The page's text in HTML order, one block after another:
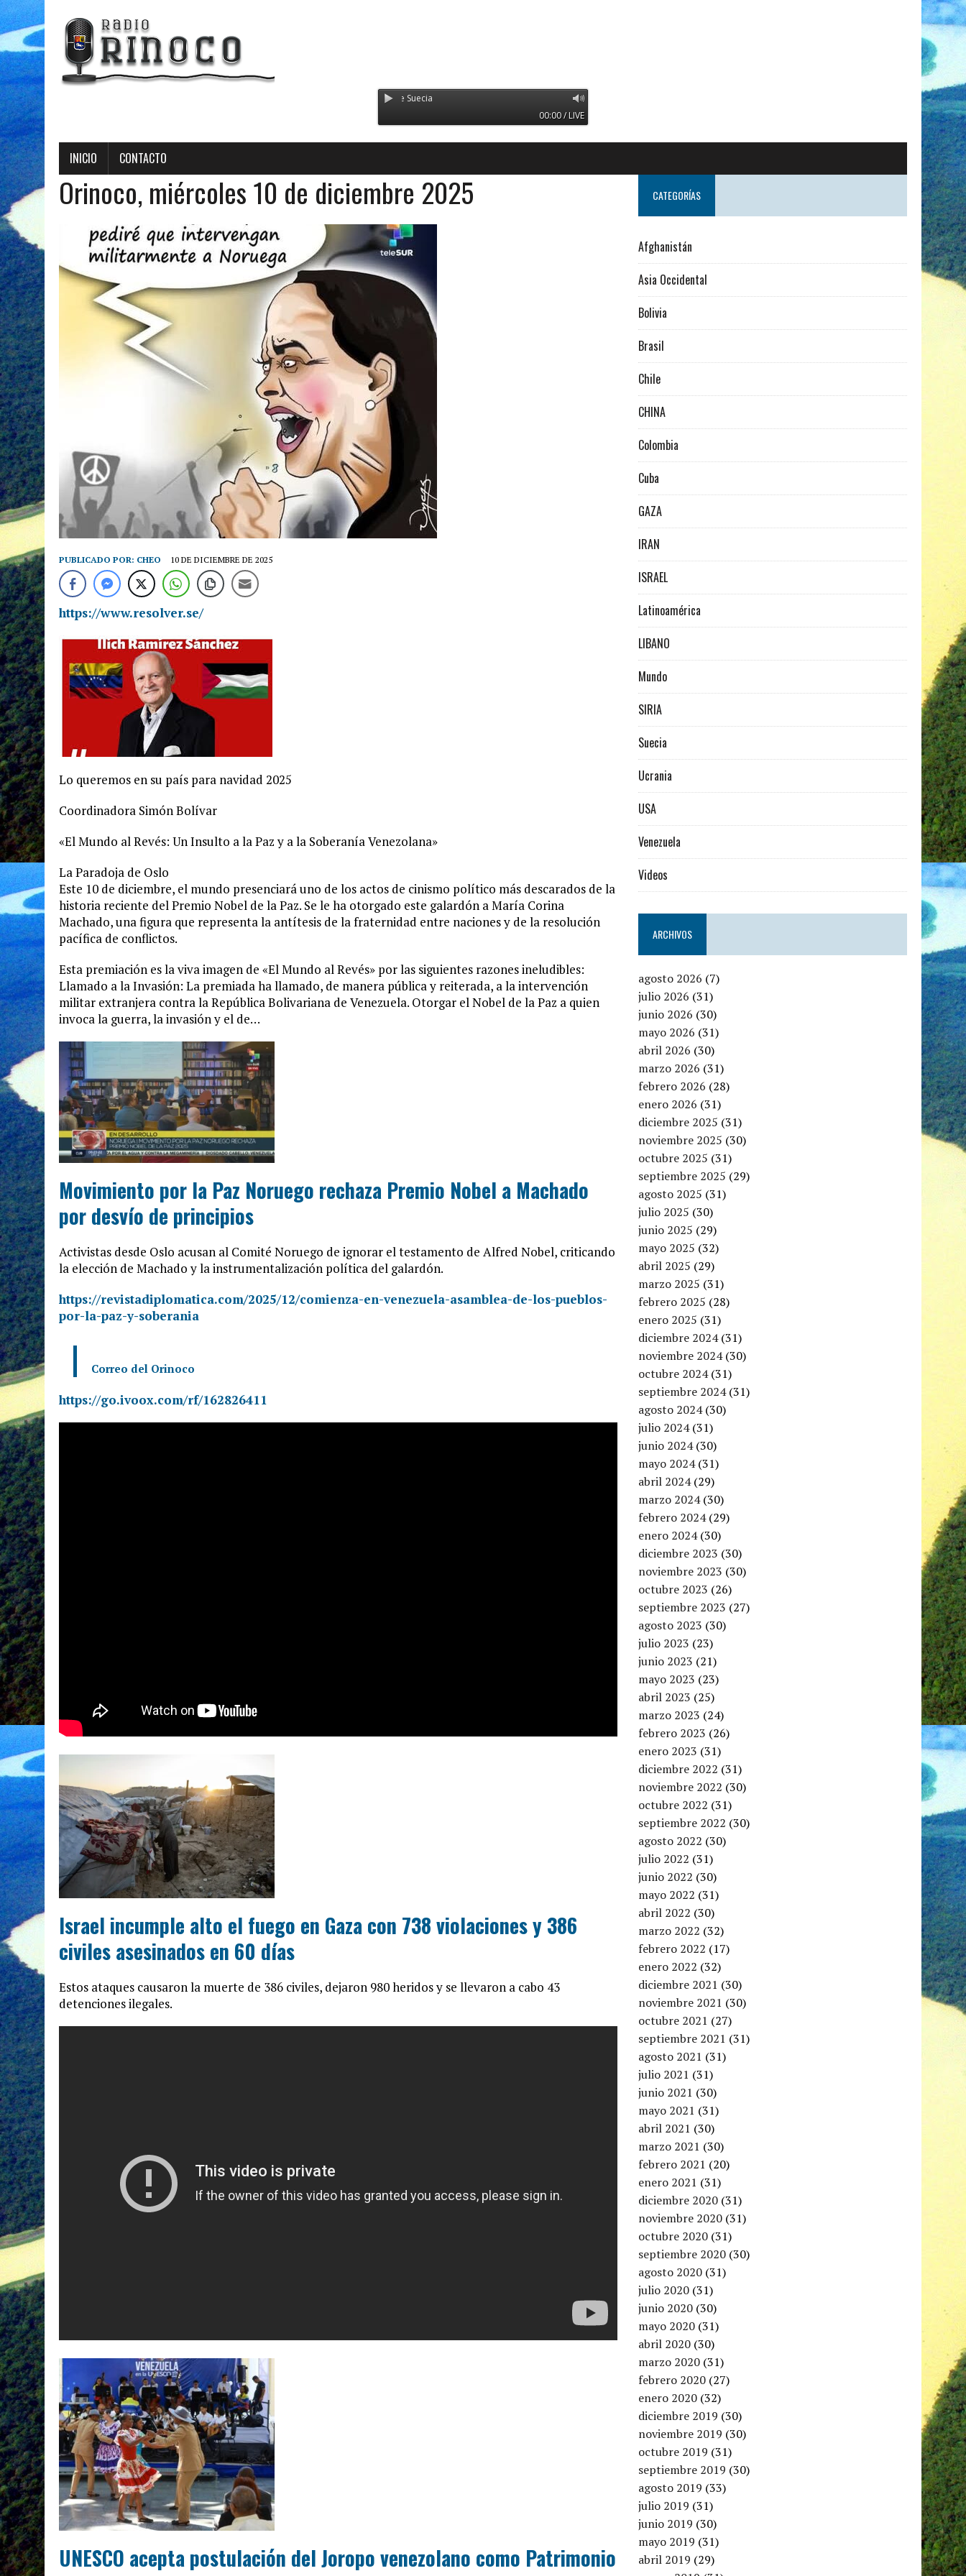
Radio Orinoco - Transmitiendo desde Suecia
00:00 / LIVE
INICIO CONTACTO
Orinoco, miércoles 10 de diciembre 2025
PUBLICADO POR: CHEO 10 DE DICIEMBRE DE 2025
https://www.resolver.se/
Lo queremos en su país para navidad 2025
Coordinadora Simón Bolívar
«El Mundo al Revés: Un Insulto a la Paz y a la Soberanía Venezolana»
La Paradoja de Oslo
Este 10 de diciembre, el mundo presenciará uno de los actos de cinismo político más descarados de la
historia reciente del Premio Nobel de la Paz. Se le ha otorgado este galardón a María Corina
Machado, una figura que representa la antítesis de la fraternidad entre naciones y de la resolución
pacífica de conflictos.
Esta premiación es la viva imagen de «El Mundo al Revés» por las siguientes razones ineludibles:
Llamado a la Invasión: La premiada ha llamado, de manera pública y reiterada, a la intervención
militar extranjera contra la República Bolivariana de Venezuela. Otorgar el Nobel de la Paz a quien
invoca la guerra, la invasión y el de…
Movimiento por la Paz Noruego rechaza Premio Nobel a Machado
por desvío de principios
Activistas desde Oslo acusan al Comité Noruego de ignorar el testamento de Alfred Nobel, criticando
la elección de Machado y la instrumentalización política del galardón.
https://revistadiplomatica.com/2025/12/comienza-en-venezuela-asamblea-de-los-pueblos-
por-la-paz-y-soberania
Correo del Orinoco
https://go.ivoox.com/rf/162826411
Israel incumple alto el fuego en Gaza con 738 violaciones y 386
civiles asesinados en 60 días
Estos ataques causaron la muerte de 386 civiles, dejaron 980 heridos y se llevaron a cabo 43
detenciones ilegales.
UNESCO acepta postulación del Joropo venezolano como Patrimonio
CATEGORÍAS
Afghanistán
Asia Occidental
Bolivia
Brasil
Chile
CHINA
Colombia
Cuba
GAZA
IRAN
ISRAEL
Latinoamérica
LIBANO
Mundo
SIRIA
Suecia
Ucrania
USA
Venezuela
Videos
ARCHIVOS
agosto 2026 (7)
julio 2026 (31)
junio 2026 (30)
mayo 2026 (31)
abril 2026 (30)
marzo 2026 (31)
febrero 2026 (28)
enero 2026 (31)
diciembre 2025 (31)
noviembre 2025 (30)
octubre 2025 (31)
septiembre 2025 (29)
agosto 2025 (31)
julio 2025 (30)
junio 2025 (29)
mayo 2025 (32)
abril 2025 (29)
marzo 2025 (31)
febrero 2025 (28)
enero 2025 (31)
diciembre 2024(31)
noviembre 2024(30)
octubre 2024(31)
septiembre 2024(31)
agosto 2024(30)
julio 2024(31)
junio 2024(30)
mayo 2024(31)
abril 2024(29)
marzo 2024(30)
febrero 2024(29)
enero 2024(30)
diciembre 2023 (30)
noviembre 2023 (30)
octubre 2023 (26)
septiembre 2023 (27)
agosto 2023 (30)
julio 2023 (23)
junio 2023 (21)
mayo 2023 (23)
abril 2023 (25)
marzo 2023 (24)
febrero 2023 (26)
enero 2023 (31)
diciembre 2022 (31)
noviembre 2022 (30)
octubre 2022 (31)
septiembre 2022 (30)
agosto 2022 (30)
julio 2022 (31)
junio 2022 (30)
mayo 2022 (31)
abril 2022 (30)
marzo 2022 (32)
febrero 2022 (17)
enero 2022 (32)
diciembre 2021 (30)
noviembre 2021 (30)
octubre 2021 (27)
septiembre 2021 (31)
agosto 2021 (31)
julio 2021 (31)
junio 2021 (30)
mayo 2021 (31)
abril 2021 (30)
marzo 2021 (30)
febrero 2021 (20)
enero 2021 (31)
diciembre 2020 (31)
noviembre 2020 (31)
octubre 2020 (31)
septiembre 2020 (30)
agosto 2020 (31)
julio 2020 (31)
junio 2020 (30)
mayo 2020 (31)
abril 2020 (30)
marzo 2020 (31)
febrero 2020 (27)
enero 2020 (32)
diciembre 2019 (30)
noviembre 2019 (30)
octubre 2019 (31)
septiembre 2019 (30)
agosto 2019 (33)
julio 2019 (31)
junio 2019 (30)
mayo 2019 (31)
abril 2019 (29)